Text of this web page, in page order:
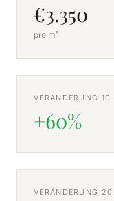
€3.350
pro m²
VERÄNDERUNG 10
+60%
VERÄNDERUNG